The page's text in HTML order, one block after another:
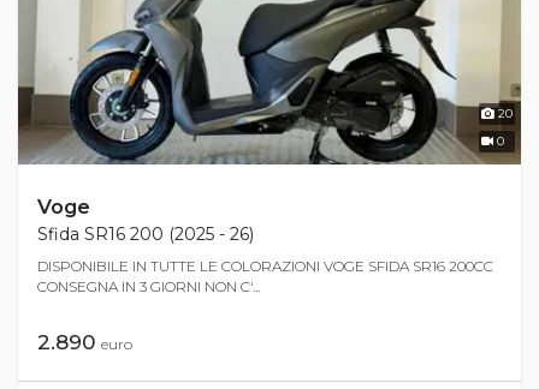
20
0
Voge
Sfida SR16 200 (2025 - 26)
DISPONIBILE IN TUTTE LE COLORAZIONI VOGE SFIDA SR16 200CC
CONSEGNA IN 3 GIORNI NON C'...
2.890 euro